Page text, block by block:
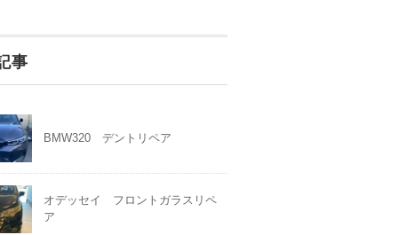
事
BMW320 デントリペア
オデッセイ フロントガラスリペ
ア